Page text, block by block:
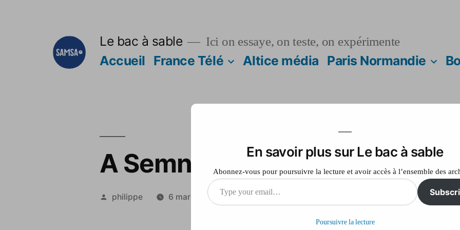
Le bac à sable Ici on essaye, on teste, on expérimente
Accueil France Télé Altice média Paris Normandie
A Semnoz, votre hôtel est un
Publié
philippe 6 mars 2013 Laisser un commentaire
Semnoz,
En savoir plus sur Le bac à sable
Abonnez-vous pour poursuivre la lecture et avoir accès à l’ensemble des
Type
your
Poursuivre la lecture